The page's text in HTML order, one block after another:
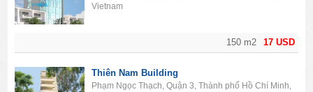
17 USD
150 m2
Vietnam
Thiên Nam Building
Phạm Ngọc Thạch, Quận 3, Thành phố Hồ Chí Minh,